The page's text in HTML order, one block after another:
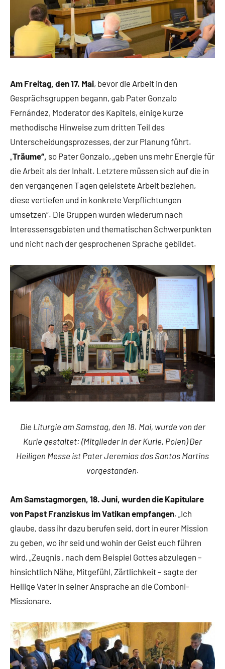
Am Freitag, den 17. Mai, bevor die Arbeit in den
Gesprächsgruppen begann, gab Pater Gonzalo
Fernández, Moderator des Kapitels, einige kurze
methodische Hinweise zum dritten Teil des
Unterscheidungsprozesses, der zur Planung führt.
Träume“, so Pater Gonzalo, „geben uns mehr Energie für
die Arbeit als der Inhalt. Letztere müssen sich auf die in
den vergangenen Tagen geleistete Arbeit beziehen,
diese vertiefen und in konkrete Verpflichtungen
umsetzen“. Die Gruppen wurden wiederum nach
Interessensgebieten und thematischen Schwerpunkten
und nicht nach der gesprochenen Sprache gebildet.
Die Liturgie am Samstag, den 18. Mai, wurde von der
Kurie gestaltet: (Mitglieder in der Kurie, Polen) Der
Heiligen Messe ist Pater Jeremias dos Santos Martins
vorgestanden.
Am Samstagmorgen, 18. Juni, wurden die Kapitulare
von Papst Franziskus im Vatikan empfangen. „Ich
glaube, dass ihr dazu berufen seid, dort in eurer Mission
zu geben, wo ihr seid und wohin der Geist euch führen
wird, „Zeugnis , nach dem Beispiel Gottes abzulegen –
hinsichtlich Nähe, Mitgefühl, Zärtlichkeit – sagte der
Heilige Vater in seiner Ansprache an die Comboni-
Missionare.